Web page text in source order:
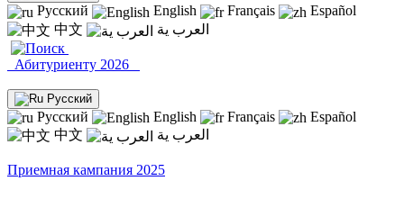
Русский English Français
Español
中文
العرب ية
Абитуриенту 2026
Русский
Русский English Français
Español
中文
العرب ية
Приемная кампания 2025